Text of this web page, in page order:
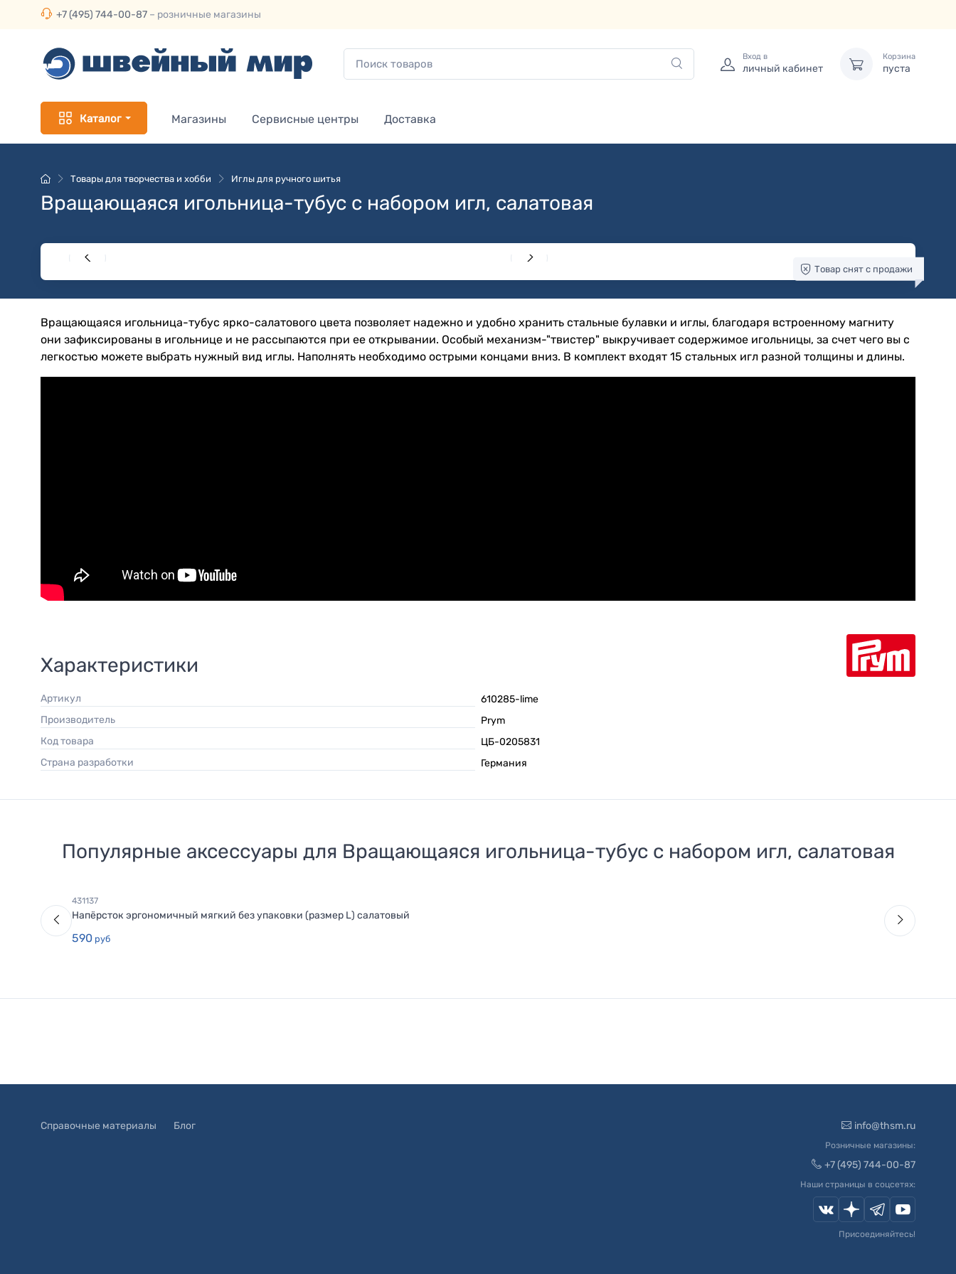
+7 (495) 744-00-87 – розничные магазины
Вход в
личный кабинет
Корзина
пуста
Каталог Магазины Сервисные центры Доставка
Товары для творчества и хобби Иглы для ручного шитья
Вращающаяся игольница-тубус с набором игл, салатовая
Товар снят с продажи
Вращающаяся игольница-тубус ярко-салатового цвета позволяет надежно и удобно хранить стальные булавки и иглы, благодаря встроенному магниту
они зафиксированы в игольнице и не рассыпаются при ее открывании. Особый механизм-"твистер" выкручивает содержимое игольницы, за счет чего вы с
легкостью можете выбрать нужный вид иглы. Наполнять необходимо острыми концами вниз. В комплект входят 15 стальных игл разной толщины и длины.
Характеристики
Артикул
610285-lime
Производитель
Prym
Код товара
ЦБ-0205831
Страна разработки
Германия
Популярные аксессуары для Вращающаяся игольница-тубус с набором игл, салатовая
431137
Напёрсток эргономичный мягкий без упаковки (размер L) салатовый
590 руб
Справочные материалы Блог info@thsm.ru
Розничные магазины:
+7 (495) 744-00-87
Наши страницы в соцсетях:
Присоединяйтесь!